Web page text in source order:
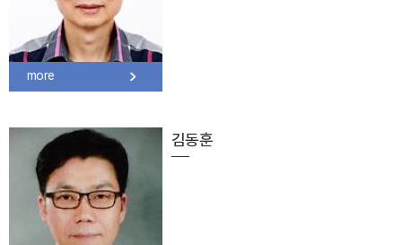
more
김동훈